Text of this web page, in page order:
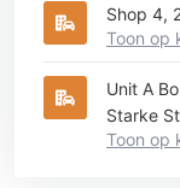
Shop 4,
Toon op
Unit A
Starke St
Toon op